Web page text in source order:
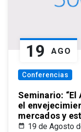
19 AGO
Conferencias
Seminario:
el
mercados y
19 de Agosto